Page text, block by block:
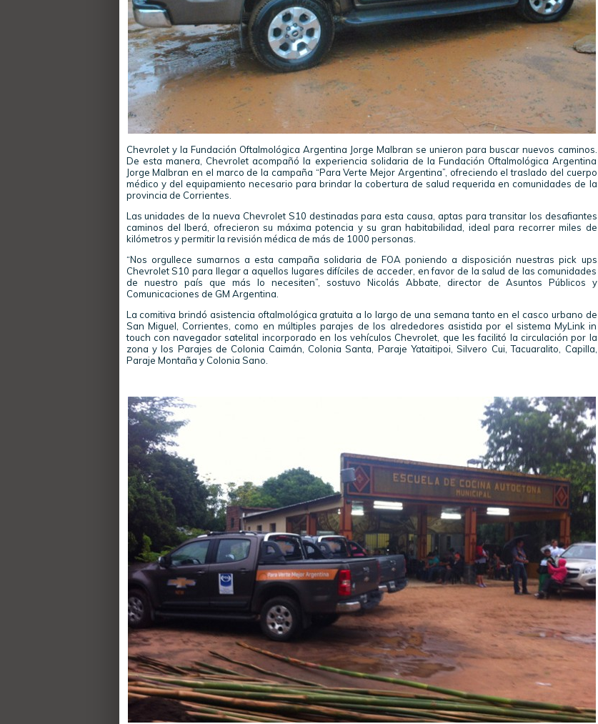
Chevrolet y la Fundación Oftalmológica Argentina Jorge Malbran se unieron para buscar nuevos caminos.
De esta manera, Chevrolet acompañó la experiencia solidaria de la Fundación Oftalmológica Argentina
Jorge Malbran en el marco de la campaña “Para Verte Mejor Argentina”, ofreciendo el traslado del cuerpo
médico y del equipamiento necesario para brindar la cobertura de salud requerida en comunidades de la
provincia de Corrientes.
Las unidades de la nueva Chevrolet S10 destinadas para esta causa, aptas para transitar los desafiantes
caminos del Iberá, ofrecieron su máxima potencia y su gran habitabilidad, ideal para recorrer miles de
kilómetros y permitir la revisión médica de más de 1000 personas.
“Nos orgullece sumarnos a esta campaña solidaria de FOA poniendo a disposición nuestras pick ups
Chevrolet S10 para llegar a aquellos lugares difíciles de acceder, en favor de la salud de las comunidades
de nuestro país que más lo necesiten”, sostuvo Nicolás Abbate, director de Asuntos Públicos y
Comunicaciones de GM Argentina.
La comitiva brindó asistencia oftalmológica gratuita a lo largo de una semana tanto en el casco urbano de
San Miguel, Corrientes, como en múltiples parajes de los alrededores asistida por el sistema MyLink in
touch con navegador satelital incorporado en los vehículos Chevrolet, que les facilitó la circulación por la
zona y los Parajes de Colonia Caimán, Colonia Santa, Paraje Yataitipoi, Silvero Cui, Tacuaralito, Capilla,
Paraje Montaña y Colonia Sano.